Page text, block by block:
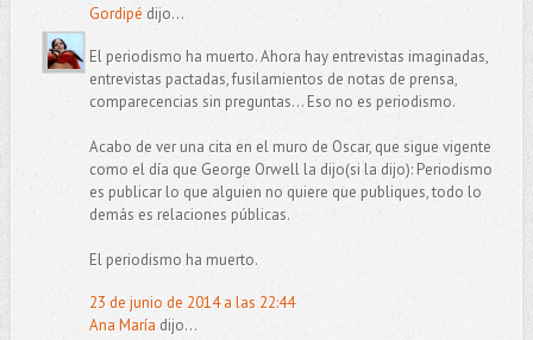
Gordipé dijo...
El periodismo ha muerto. Ahora hay entrevistas imaginadas,
entrevistas pactadas, fusilamientos de notas de prensa,
comparecencias sin preguntas... Eso no es periodismo.
Acabo de ver una cita en el muro de Oscar, que sigue vigente
como el día que George Orwell la dijo(si la dijo): Periodismo
es publicar lo que alguien no quiere que publiques, todo lo
demás es relaciones públicas.
El periodismo ha muerto.
23 de junio de 2014 a las 22:44
Ana María dijo...